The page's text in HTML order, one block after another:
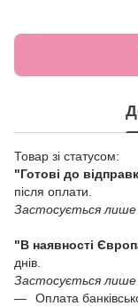
Товар зі статусом:
"Готові до
після оплати.
Застосується
"В наявності
днів.
Застосується
Оплата